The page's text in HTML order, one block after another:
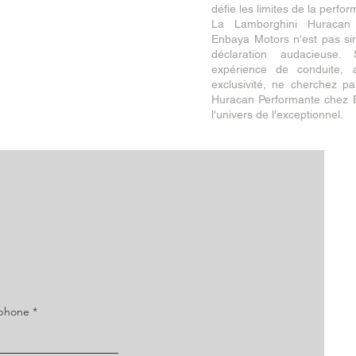
défie les limites de la
La Lamborghini
Enbaya Motors n'est pas
déclaration
expérience de conduite,
exclusivité, ne cherchez
Huracan Performante chez
l'univers de l'exceptionnel.